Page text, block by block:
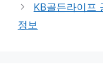
KB골든라이프
정보